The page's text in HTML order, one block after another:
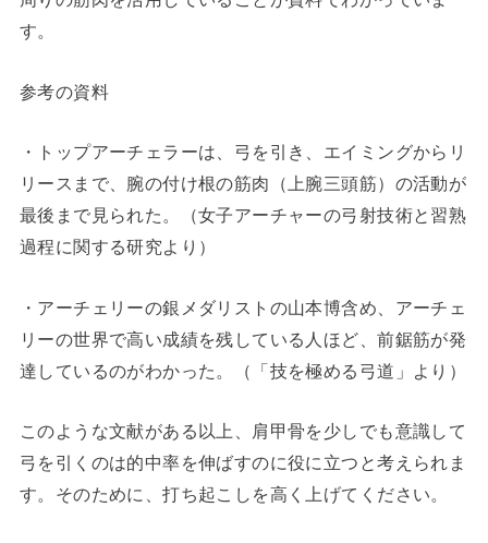
す。
参考の資料
・トップアーチェラーは、弓を引き、エイミングからリ
リースまで、腕の付け根の筋肉（上腕三頭筋）の活動が
最後まで見られた。（女子アーチャーの弓射技術と習熟
過程に関する研究より）
・アーチェリーの銀メダリストの山本博含め、アーチェ
リーの世界で高い成績を残している人ほど、前鋸筋が発
達しているのがわかった。（「技を極める弓道」より）
このような文献がある以上、肩甲骨を少しでも意識して
弓を引くのは的中率を伸ばすのに役に立つと考えられま
す。そのために、打ち起こしを高く上げてください。